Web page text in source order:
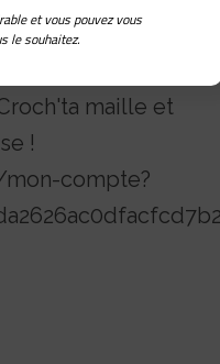
maille et
!
compte?
et vous pouvez vous
le souhaitez.